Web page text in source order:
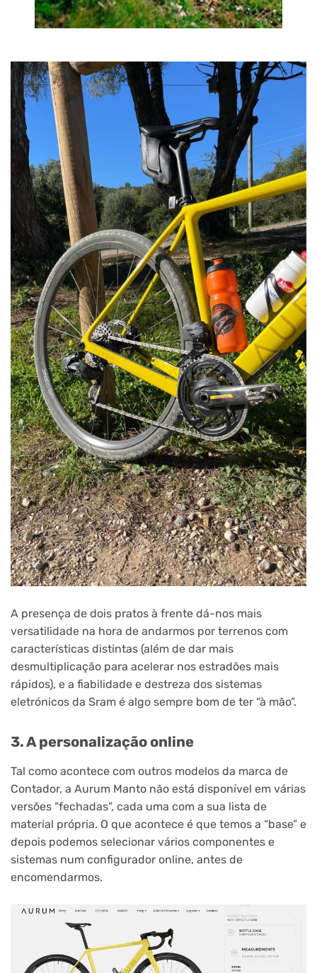
A presença de dois pratos à frente dá-nos mais
versatilidade na hora de andarmos por terrenos com
características distintas (além de dar mais
desmultiplicação para acelerar nos estradões mais
rápidos), e a fiabilidade e destreza dos sistemas
eletrónicos da Sram é algo sempre bom de ter “à mão”.
3. A personalização online
Tal como acontece com outros modelos da marca de
Contador, a Aurum Manto não está disponível em várias
versões “fechadas”, cada uma com a sua lista de
material própria. O que acontece é que temos a “base” e
depois podemos selecionar vários componentes e
sistemas num configurador online, antes de
encomendarmos.